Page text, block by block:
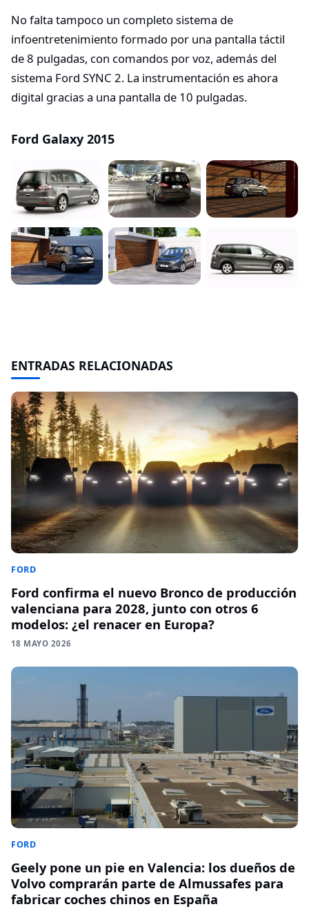
No falta tampoco un completo sistema de
infoentretenimiento formado por una pantalla táctil
de 8 pulgadas, con comandos por voz, además del
sistema Ford SYNC 2. La instrumentación es ahora
digital gracias a una pantalla de 10 pulgadas.
Ford Galaxy 2015
ENTRADAS RELACIONADAS
FORD
Ford confirma el nuevo Bronco de producción
valenciana para 2028, junto con otros 6
modelos: ¿el renacer en Europa?
18 MAYO 2026
FORD
Geely pone un pie en Valencia: los dueños de
Volvo comprarán parte de Almussafes para
fabricar coches chinos en España